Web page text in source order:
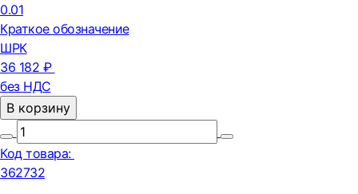
0.01
Краткое обозначение
ШРК
36 182 ₽
без НДС
В корзину
Код товара:
362732